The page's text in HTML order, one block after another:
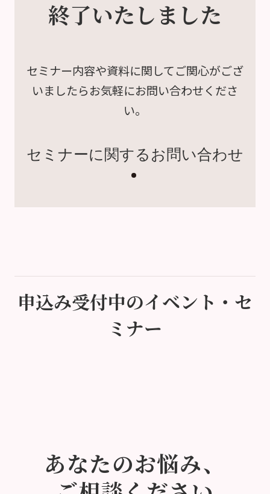
終了いたしました
セミナー内容や資料に関してご関心がござ
いましたらお気軽にお問い合わせくださ
い。
セミナーに関するお問い合わせ
申込み受付中のイベント・セ
ミナー
あなたのお悩み、